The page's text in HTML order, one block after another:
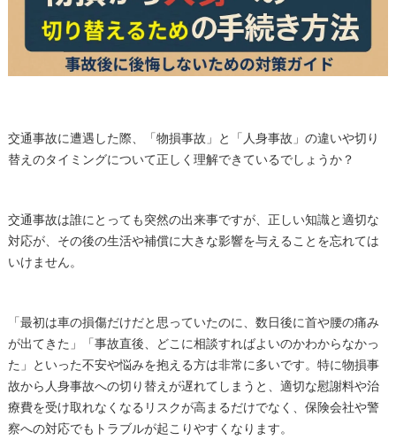
交通事故に遭遇した際、「物損事故」と「人身事故」の違いや切り
替えのタイミングについて正しく理解できているでしょうか？
交通事故は誰にとっても突然の出来事ですが、正しい知識と適切な
対応が、その後の生活や補償に大きな影響を与えることを忘れては
いけません。
「最初は車の損傷だけだと思っていたのに、数日後に首や腰の痛み
が出てきた」「事故直後、どこに相談すればよいのかわからなかっ
た」といった不安や悩みを抱える方は非常に多いです。特に物損事
故から人身事故への切り替えが遅れてしまうと、適切な慰謝料や治
療費を受け取れなくなるリスクが高まるだけでなく、保険会社や警
察への対応でもトラブルが起こりやすくなります。